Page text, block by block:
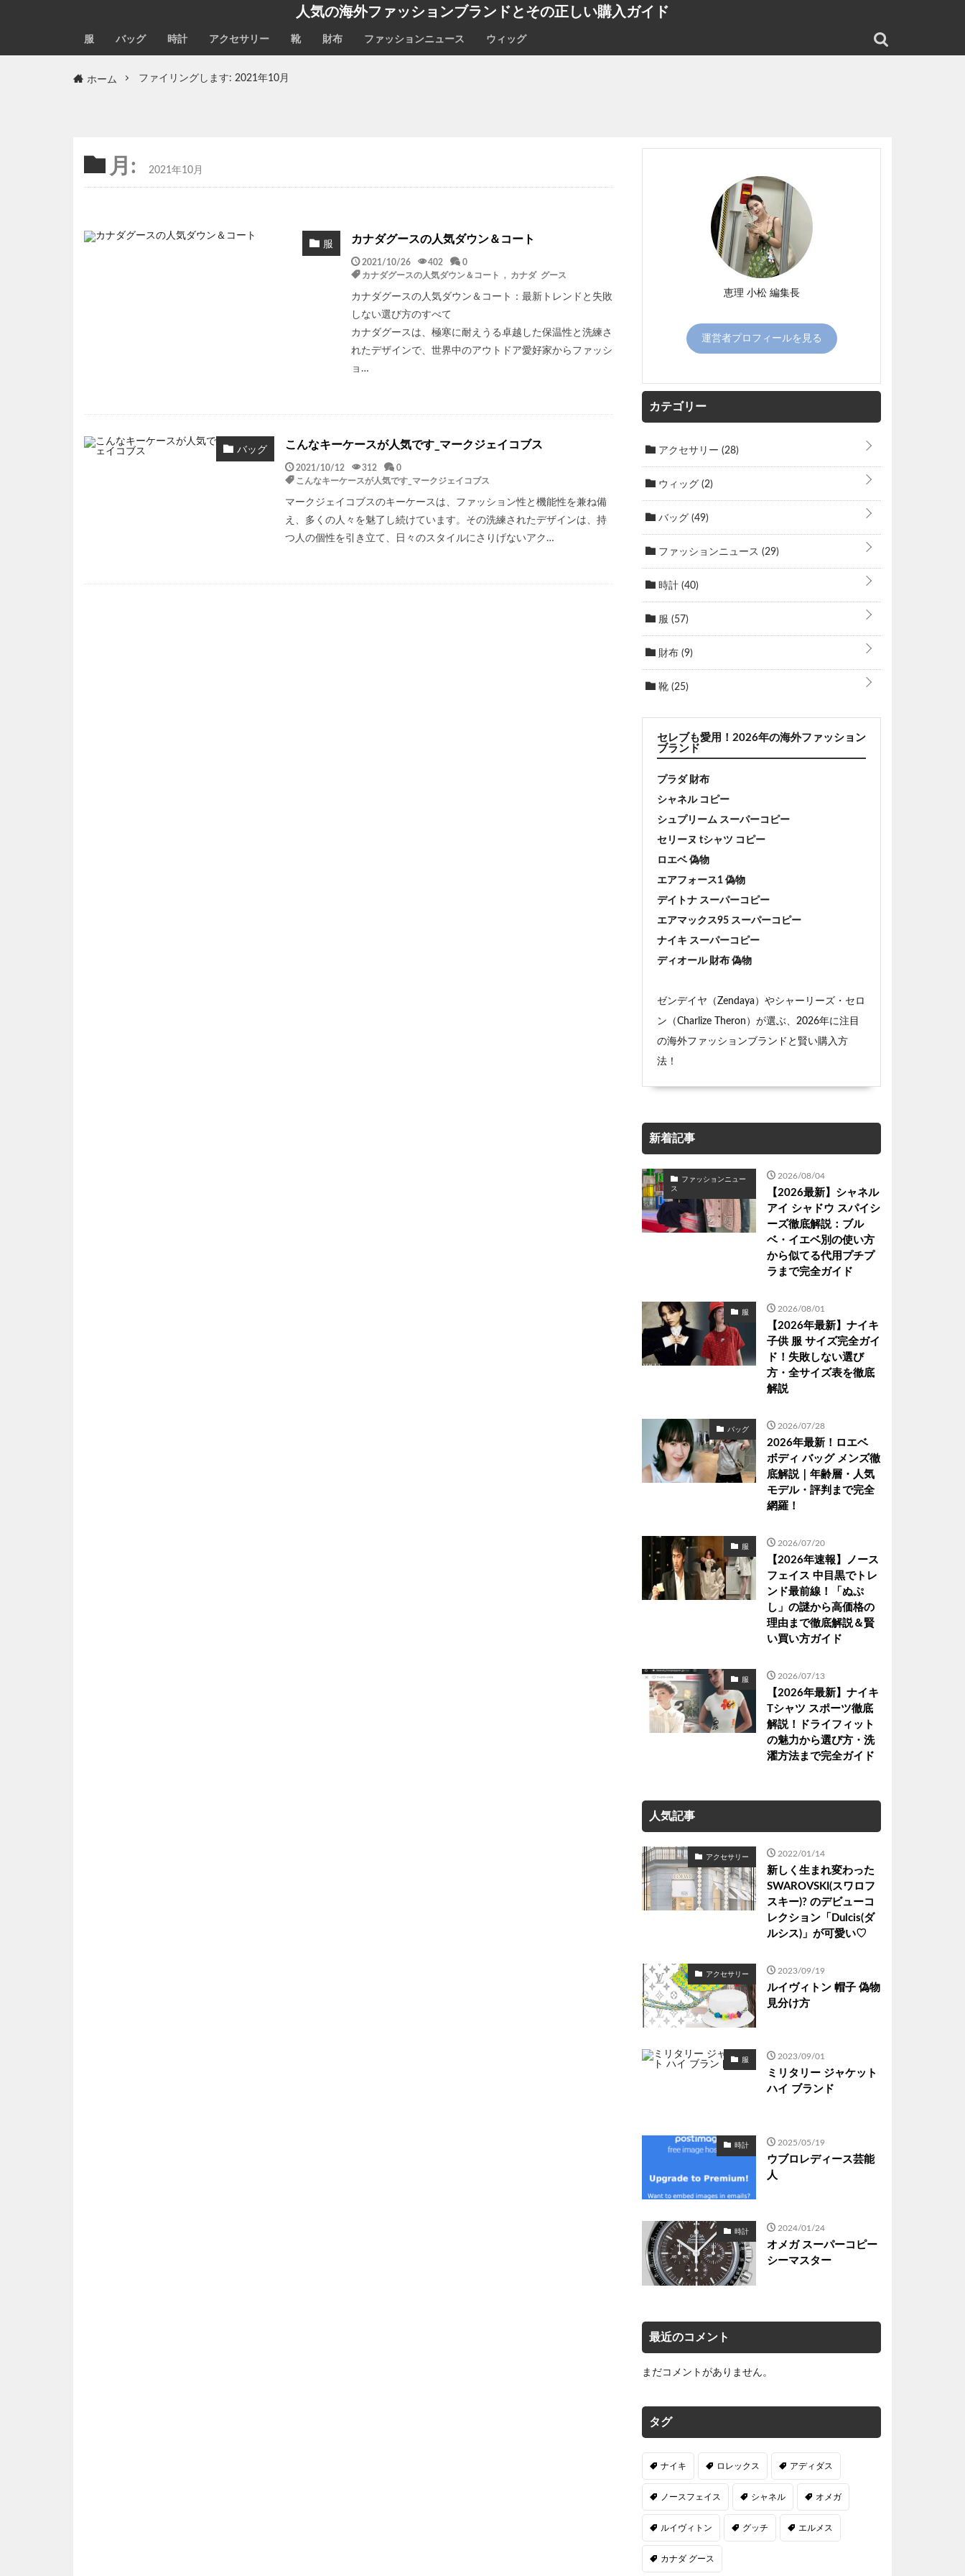
人気の海外ファッションブランドとその正しい購入ガイド
服 バッグ 時計 アクセサリー 靴 財布 ファッションニュース ウィッグ
ホーム ファイリングします: 2021年10月
月: 2021年10月
服 カナダグースの人気ダウン＆コート
2021/10/26 402
0
カナダグースの人気ダウン＆コート
カナダ グース
カナダグースの人気ダウン＆コート：最新トレンドと失敗
しない選び方のすべて
カナダグースは、極寒に耐えうる卓越した保温性と洗練さ
れたデザインで、世界中のアウトドア愛好家からファッシ
ョ…
バッグ こんなキーケースが人気です_マークジェイコブス
2021/10/12 312
0
こんなキーケースが人気です_マークジェイコブス
マークジェイコブスのキーケースは、ファッション性と機能性を兼ね備
え、多くの人々を魅了し続けています。その洗練されたデザインは、持
つ人の個性を引き立て、日々のスタイルにさりげないアク…
恵理 小松 編集長
運営者プロフィールを見る
カテゴリー
アクセサリー (28)
ウィッグ (2)
バッグ (49)
ファッションニュース (29)
時計 (40)
服 (57)
財布 (9)
靴 (25)
セレブも愛用！2026年の海外ファッション
ブランド
プラダ 財布
シャネル コピー
シュプリーム スーパーコピー
セリーヌ tシャツ コピー
ロエベ 偽物
エアフォース1 偽物
デイトナ スーパーコピー
エアマックス95 スーパーコピー
ナイキ スーパーコピー
ディオール 財布 偽物
ゼンデイヤ（Zendaya）やシャーリーズ・セロ
ン（Charlize Theron）が選ぶ、2026年に注目
の海外ファッションブランドと賢い購入方
法！
新着記事
ファッションニュー
ス
2026/08/04
【2026最新】シャネル
アイ シャドウ スパイシ
ーズ徹底解説：ブル
ベ・イエベ別の使い方
から似てる代用プチプ
ラまで完全ガイド
服 2026/08/01
【2026年最新】ナイキ
子供 服 サイズ完全ガイ
ド！失敗しない選び
方・全サイズ表を徹底
解説
バッグ 2026/07/28
2026年最新！ロエベ
ボディ バッグ メンズ徹
底解説｜年齢層・人気
モデル・評判まで完全
網羅！
服 2026/07/20
【2026年速報】ノース
フェイス 中目黒でトレ
ンド最前線！「ぬぷ
し」の謎から高価格の
理由まで徹底解説＆賢
い買い方ガイド
服 2026/07/13
【2026年最新】ナイキ
Tシャツ スポーツ徹底
解説！ドライフィット
の魅力から選び方・洗
濯方法まで完全ガイド
人気記事
アクセサリー 2022/01/14
新しく生まれ変わった
SWAROVSKI(スワロフ
スキー)? のデビューコ
レクション「Dulcis(ダ
ルシス)」が可愛い♡
アクセサリー 2023/09/19
ルイヴィトン 帽子 偽物
見分け方
服 2023/09/01
ミリタリー ジャケット
ハイ ブランド
時計 2025/05/19
ウブロレディース芸能
人
時計 2024/01/24
オメガ スーパーコピー
シーマスター
最近のコメント
まだコメントがありません。
タグ
ナイキ ロレックス アディダス
ノースフェイス シャネル オメガ
ルイヴィトン グッチ エルメス
カナダ グース